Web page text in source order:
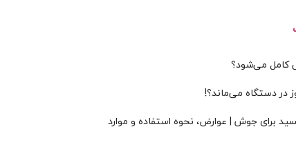
کامل می‌شود؟
در دستگاه می‌ماند؟!
برای جوش | عوارض، نحوه استفاده و موارد